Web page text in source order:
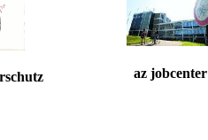
az jobcenter